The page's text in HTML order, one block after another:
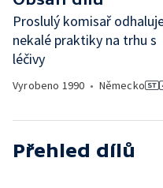
Proslulý komisař
nekalé praktiky na trhu s
léčivy
Vyrobeno 1990 • Německo
Přehled dílů